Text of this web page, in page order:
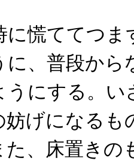
に慌ててつま
に、普段から
うにする。い
妨げになるも
た、床置きの